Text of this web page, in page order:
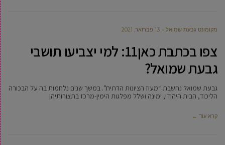
מקומונט גבעת שמואל 13 פברואר, 2021
צפו בכתבת כאן11: למי יצביעו תושבי
גבעת שמואל?
גבעת שמואל נחשבת “מעוז הציונות הדתית”. במשך שנים נלחמות בה על הבכורה
הליכוד, הבית היהודי, ימינה ושלל מפלגות הימין-מרכז בתצורותיהן
קרא עוד ←